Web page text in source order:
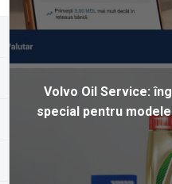
Volvo Oil Service:
special pentru